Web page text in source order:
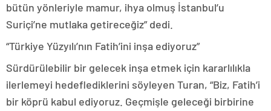
bütün yönleriyle mamur, ihya olmuş İstanbul’u
Suriçi’ne mutlaka getireceğiz” dedi.
“Türkiye Yüzyılı’nın Fatih’ini inşa ediyoruz”
Sürdürülebilir bir gelecek inşa etmek için kararlılıkla
ilerlemeyi hedeflediklerini söyleyen Turan, “Biz, Fatih’i
bir köprü kabul ediyoruz. Geçmişle geleceği birbirine